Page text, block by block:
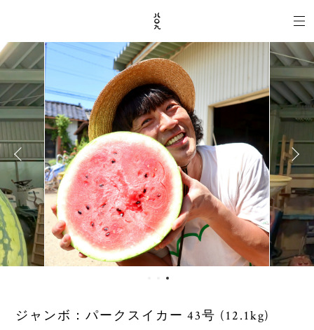
ジャンボ：パークスイカー 43号 (12.1kg)